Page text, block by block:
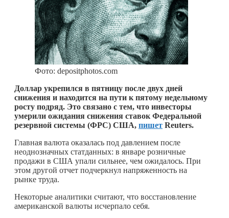
Фото: depositphotos.com
Доллар укрепился в пятницу после двух дней
снижения и находится на пути к пятому недельному
росту подряд. Это связано с тем, что инвесторы
умерили ожидания снижения ставок Федеральной
резервной системы (ФРС) США, пишет Reuters.
Главная валюта оказалась под давлением после
неоднозначных статданных: в январе розничные
продажи в США упали сильнее, чем ожидалось. При
этом другой отчет подчеркнул напряженность на
рынке труда.
Некоторые аналитики считают, что восстановление
американской валюты исчерпало себя.